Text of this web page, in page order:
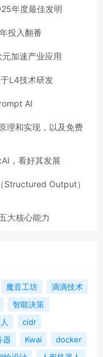
年度最佳发明
投入翻番
加速产业应用
L4技术研发
AI
理和实现，以及免费
，看好其发展
Structured Output）
大核心能力
魔音工坊
滴滴技术
智能决策
cidr
器 Kwai
docker